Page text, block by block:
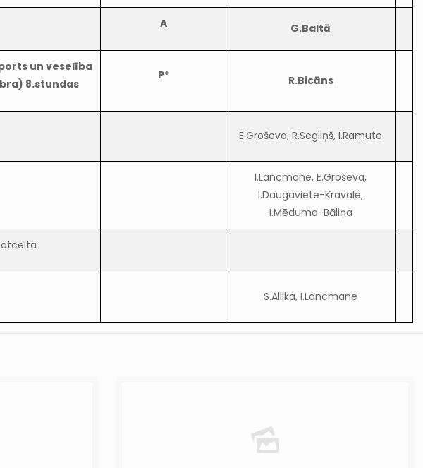
A G.Baltā
un veselība
8.stundas
P* R.Bicāns
E.Groševa, R.Segliņš, I.Ramute
I.Lancmane, E.Groševa,
I.Daugaviete-Kravale,
I.Mēduma-Bāliņa
atcelta
S.Allika, I.Lancmane